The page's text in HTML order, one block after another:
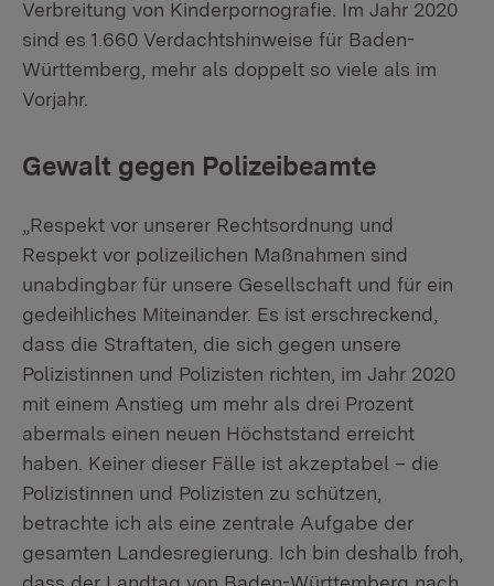
Verbreitung von Kinderpornografie. Im Jahr 2020
sind es 1.660 Verdachtshinweise für Baden-
Württemberg, mehr als doppelt so viele als im
Vorjahr.
Gewalt gegen Polizeibeamte
„Respekt vor unserer Rechtsordnung und
Respekt vor polizeilichen Maßnahmen sind
unabdingbar für unsere Gesellschaft und für ein
gedeihliches Miteinander. Es ist erschreckend,
dass die Straftaten, die sich gegen unsere
Polizistinnen und Polizisten richten, im Jahr 2020
mit einem Anstieg um mehr als drei Prozent
abermals einen neuen Höchststand erreicht
haben. Keiner dieser Fälle ist akzeptabel – die
Polizistinnen und Polizisten zu schützen,
betrachte ich als eine zentrale Aufgabe der
gesamten Landesregierung. Ich bin deshalb froh,